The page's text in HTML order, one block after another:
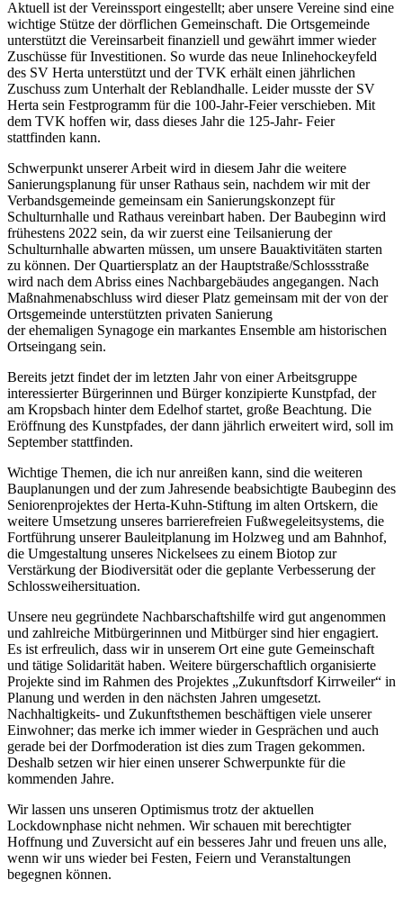
Aktuell ist der Vereinssport eingestellt; aber unsere Vereine sind eine
wichtige Stütze der dörflichen Gemeinschaft. Die Ortsgemeinde
unterstützt die Vereinsarbeit finanziell und gewährt immer wieder
Zuschüsse für Investitionen. So wurde das neue Inlinehockeyfeld
des SV Herta unterstützt und der TVK erhält einen jährlichen
Zuschuss zum Unterhalt der Reblandhalle. Leider musste der SV
Herta sein Festprogramm für die 100-Jahr-Feier verschieben. Mit
dem TVK hoffen wir, dass dieses Jahr die 125-Jahr- Feier
stattfinden kann.
Schwerpunkt unserer Arbeit wird in diesem Jahr die weitere
Sanierungsplanung für unser Rathaus sein, nachdem wir mit der
Verbandsgemeinde gemeinsam ein Sanierungskonzept für
Schulturnhalle und Rathaus vereinbart haben. Der Baubeginn wird
frühestens 2022 sein, da wir zuerst eine Teilsanierung der
Schulturnhalle abwarten müssen, um unsere Bauaktivitäten starten
zu können. Der Quartiersplatz an der Hauptstraße/Schlossstraße
wird nach dem Abriss eines Nachbargebäudes angegangen. Nach
Maßnahmenabschluss wird dieser Platz gemeinsam mit der von der
Ortsgemeinde unterstützten privaten Sanierung
der ehemaligen Synagoge ein markantes Ensemble am historischen
Ortseingang sein.
Bereits jetzt findet der im letzten Jahr von einer Arbeitsgruppe
interessierter Bürgerinnen und Bürger konzipierte Kunstpfad, der
am Kropsbach hinter dem Edelhof startet, große Beachtung. Die
Eröffnung des Kunstpfades, der dann jährlich erweitert wird, soll im
September stattfinden.
Wichtige Themen, die ich nur anreißen kann, sind die weiteren
Bauplanungen und der zum Jahresende beabsichtigte Baubeginn des
Seniorenprojektes der Herta-Kuhn-Stiftung im alten Ortskern, die
weitere Umsetzung unseres barrierefreien Fußwegeleitsystems, die
Fortführung unserer Bauleitplanung im Holzweg und am Bahnhof,
die Umgestaltung unseres Nickelsees zu einem Biotop zur
Verstärkung der Biodiversität oder die geplante Verbesserung der
Schlossweihersituation.
Unsere neu gegründete Nachbarschaftshilfe wird gut angenommen
und zahlreiche Mitbürgerinnen und Mitbürger sind hier engagiert.
Es ist erfreulich, dass wir in unserem Ort eine gute Gemeinschaft
und tätige Solidarität haben. Weitere bürgerschaftlich organisierte
Projekte sind im Rahmen des Projektes „Zukunftsdorf Kirrweiler“ in
Planung und werden in den nächsten Jahren umgesetzt.
Nachhaltigkeits- und Zukunftsthemen beschäftigen viele unserer
Einwohner; das merke ich immer wieder in Gesprächen und auch
gerade bei der Dorfmoderation ist dies zum Tragen gekommen.
Deshalb setzen wir hier einen unserer Schwerpunkte für die
kommenden Jahre.
Wir lassen uns unseren Optimismus trotz der aktuellen
Lockdownphase nicht nehmen. Wir schauen mit berechtigter
Hoffnung und Zuversicht auf ein besseres Jahr und freuen uns alle,
wenn wir uns wieder bei Festen, Feiern und Veranstaltungen
begegnen können.